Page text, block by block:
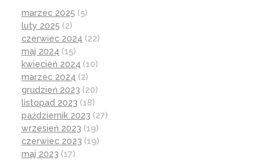
marzec 2025 (5)
luty 2025 (2)
czerwiec 2024 (22)
maj 2024 (15)
kwiecień 2024 (10)
marzec 2024 (2)
grudzień 2023 (20)
listopad 2023 (18)
październik 2023 (27)
wrzesień 2023 (19)
czerwiec 2023 (19)
maj 2023 (17)